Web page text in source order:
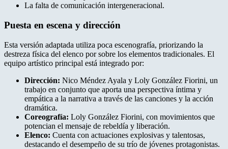
La falta de comunicación intergeneracional.
Puesta en escena y dirección
Esta versión adaptada utiliza poca escenografía, priorizando la
destreza física del elenco por sobre los elementos tradicionales. El
equipo artístico principal está integrado por:
Dirección: Nico Méndez Ayala y Loly González Fiorini, un
trabajo en conjunto que aporta una perspectiva íntima y
empática a la narrativa a través de las canciones y la acción
dramática.
Coreografía: Loly González Fiorini, con movimientos que
potencian el mensaje de rebeldía y liberación.
Elenco: Cuenta con actuaciones explosivas y talentosas,
destacando el desempeño de su trío de jóvenes protagonistas.